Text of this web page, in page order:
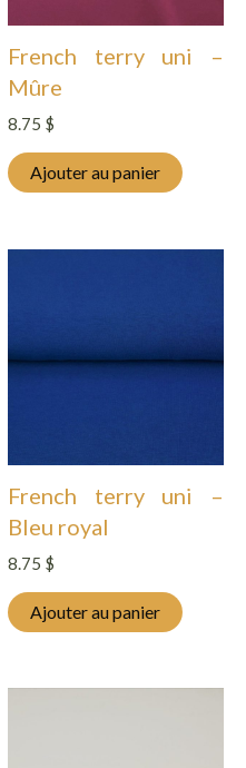
French terry uni –
Mûre
8.75 $
Ajouter au panier
French terry uni –
Bleu royal
8.75 $
Ajouter au panier